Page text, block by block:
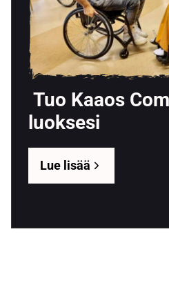
Tuo Kaaos
luoksesi
Lue lisää